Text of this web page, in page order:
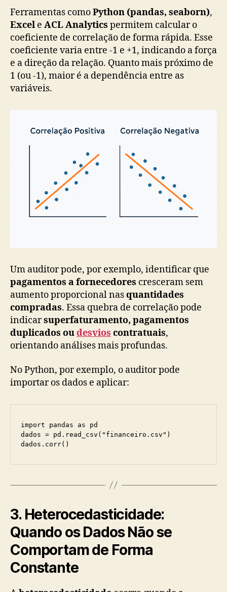
Ferramentas comoPython (pandas, seaborn),
Excel e ACL Analytics permitem calcular o
coeficiente de correlação de forma rápida. Esse
coeficiente varia entre -1 e +1, indicando a força
e a direção da relação. Quanto mais próximo de
1 (ou -1), maior é a dependência entre as
variáveis.
Um auditor pode, por exemplo, identificar que
pagamentos a fornecedores cresceram sem
aumento proporcional nasquantidades
compradas. Essa quebra de correlação pode
indicarsuperfaturamento, pagamentos
duplicados oudesvios contratuais,
orientando análises mais profundas.
No Python, por exemplo, o auditor pode
importar os dados e aplicar:
import pandas as pd
dados = pd.read_csv("financeiro.csv")
dados.corr()
3. Heterocedasticidade:
Quando os Dados Não se
Comportam de Forma
Constante